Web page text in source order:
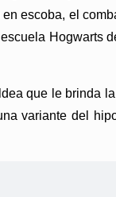
escoba, el
que le brinda
variante del